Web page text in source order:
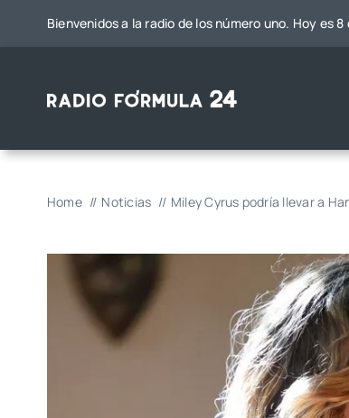
Bienvenidos a la radio de los número uno. Hoy es
Home Noticias Miley Cyrus podría llevar a